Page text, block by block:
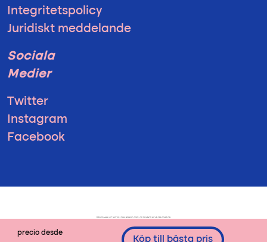
precio desde
Köp till bästa pris
Integritetspolicy
Juridiskt meddelande
Sociala
Medier
Twitter
Instagram
Facebook